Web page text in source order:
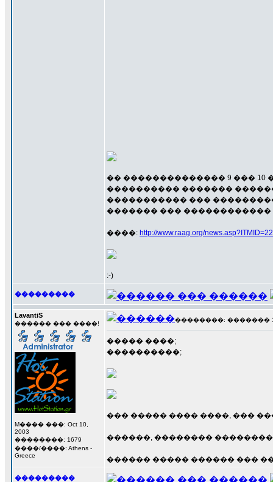
�� �������������� 9 ��� 10
���������� �������
����������� ���
������� ��� ������������
����: http://www.raag.org/
:-)
���������
LavantiS
������ ��� ����!
M���� ���: Oct 10,
2003
��������: 1679
����/����: Athens -
Greece
��������: ������� 10
����� ����;
����������;
��� ����� ���� ����, ���
������, ��������
������ ����� ������ ���
���������